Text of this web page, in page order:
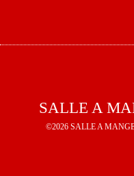
SALLE A
©2026 SALLE A